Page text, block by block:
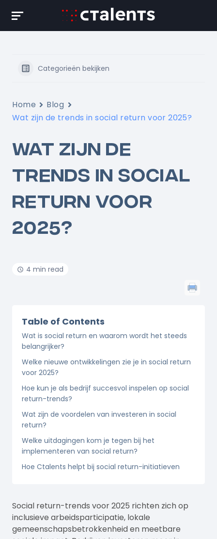
content
Categorieën bekijken
Home
Blog
Wat zijn de trends in social return voor 2025?
WAT ZIJN DE
TRENDS IN SOCIAL
RETURN VOOR
2025?
4 min read
Table of Contents
Wat is social return en waarom wordt het steeds
belangrijker?
Welke nieuwe ontwikkelingen zie je in social return
voor 2025?
Hoe kun je als bedrijf succesvol inspelen op social
return-trends?
Wat zijn de voordelen van investeren in social
return?
Welke uitdagingen kom je tegen bij het
implementeren van social return?
Hoe Ctalents helpt bij social return-initiatieven
Social return-trends voor 2025 richten zich op
inclusieve arbeidsparticipatie, lokale
gemeenschapsbetrokkenheid en meetbare